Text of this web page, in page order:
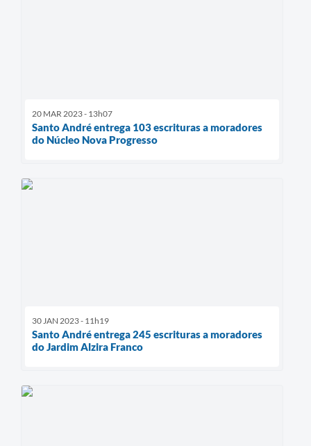
20 MAR 2023 - 13h07
Santo André entrega 103 escrituras a moradores
do Núcleo Nova Progresso
30 JAN 2023 - 11h19
Santo André entrega 245 escrituras a moradores
do Jardim Alzira Franco